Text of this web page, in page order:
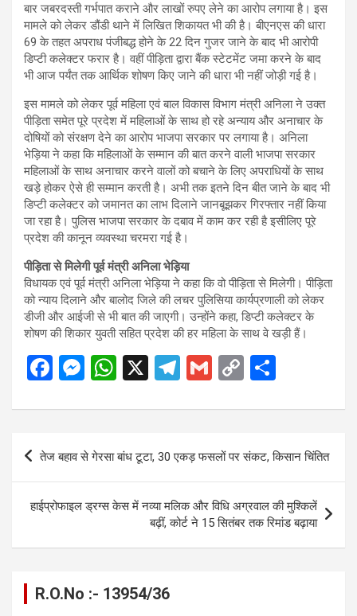
बार जबरदस्ती गर्भपात कराने और लाखों रुपए लेने का आरोप लगाया है। इस
मामले को लेकर डौंडी थाने में लिखित शिकायत भी की है। बीएनएस की धारा
69 के तहत अपराध पंजीबद्ध होने के 22 दिन गुजर जाने के बाद भी आरोपी
डिप्टी कलेक्टर फरार है। वहीं पीड़िता द्वारा बैंक स्टेटमेंट जमा करने के बाद
भी आज पर्यंत तक आर्थिक शोषण किए जाने की धारा भी नहीं जोड़ी गई है।
इस मामले को लेकर पूर्व महिला एवं बाल विकास विभाग मंत्री अनिला ने उक्त
पीड़िता समेत पूरे प्रदेश में महिलाओं के साथ हो रहे अन्याय और अनाचार के
दोषियों को संरक्षण देने का आरोप भाजपा सरकार पर लगाया है। अनिला
भेड़िया ने कहा कि महिलाओं के सम्मान की बात करने वाली भाजपा सरकार
महिलाओं के साथ अनाचार करने वालों को बचाने के लिए अपराधियों के साथ
खड़े होकर ऐसे ही सम्मान करती है। अभी तक इतने दिन बीत जाने के बाद भी
डिप्टी कलेक्टर को जमानत का लाभ दिलाने जानबूझकर गिरफ्तार नहीं किया
जा रहा है। पुलिस भाजपा सरकार के दबाव में काम कर रही है इसीलिए पूरे
प्रदेश की कानून व्यवस्था चरमरा गई है।
पीड़िता से मिलेगी पूर्व मंत्री अनिला भेड़िया
विधायक एवं पूर्व मंत्री अनिला भेड़िया ने कहा कि वो पीड़िता से मिलेगी। पीड़िता
को न्याय दिलाने और बालोद जिले की लचर पुलिसिया कार्यप्रणाली को लेकर
डीजी और आईजी से भी बात की जाएगी। उन्होंने कहा, डिप्टी कलेक्टर के
शोषण की शिकार युवती सहित प्रदेश की हर महिला के साथ वे खड़ी हैं।
F
ce
o
o
k
M
se
n
g
er
W
at
s
A
p
p
X
T
e
a
m
G
ail
C
py
Li
n
k
ar
e
Post
तेज बहाव से गेरसा बांध टूटा, 30 एकड़ फसलों पर संकट, किसान चिंतित
हाईप्रोफाइल ड्रग्स केस में नव्या मलिक और विधि अग्रवाल की मुश्किलें
बढ़ीं, कोर्ट ने 15 सितंबर तक रिमांड बढ़ाया
R.O.No :- 13954/36